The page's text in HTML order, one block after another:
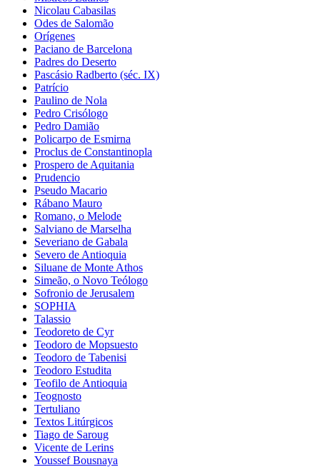
Nicolau Cabasilas
Odes de Salomão
Orígenes
Paciano de Barcelona
Padres do Deserto
Pascásio Radberto (séc. IX)
Patrício
Paulino de Nola
Pedro Crisólogo
Pedro Damião
Policarpo de Esmirna
Proclus de Constantinopla
Prospero de Aquitania
Prudencio
Pseudo Macario
Rábano Mauro
Romano, o Melode
Salviano de Marselha
Severiano de Gabala
Severo de Antioquia
Siluane de Monte Athos
Simeão, o Novo Teólogo
Sofronio de Jerusalem
SOPHIA
Talassio
Teodoreto de Cyr
Teodoro de Mopsuesto
Teodoro de Tabenisi
Teodoro Estudita
Teofilo de Antioquia
Teognosto
Tertuliano
Textos Litúrgicos
Tiago de Saroug
Vicente de Lerins
Youssef Bousnaya